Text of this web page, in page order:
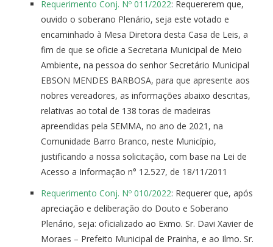
Requerimento Conj. Nº 011/2022: Requererem que,
ouvido o soberano Plenário, seja este votado e
encaminhado à Mesa Diretora desta Casa de Leis, a
fim de que se oficie a Secretaria Municipal de Meio
Ambiente, na pessoa do senhor Secretário Municipal
EBSON MENDES BARBOSA, para que apresente aos
nobres vereadores, as informações abaixo descritas,
relativas ao total de 138 toras de madeiras
apreendidas pela SEMMA, no ano de 2021, na
Comunidade Barro Branco, neste Município,
justificando a nossa solicitação, com base na Lei de
Acesso a Informação n° 12.527, de 18/11/2011
Requerimento Conj. Nº 010/2022: Requerer que, após
apreciação e deliberação do Douto e Soberano
Plenário, seja: oficializado ao Exmo. Sr. Davi Xavier de
Moraes – Prefeito Municipal de Prainha, e ao Ilmo. Sr.